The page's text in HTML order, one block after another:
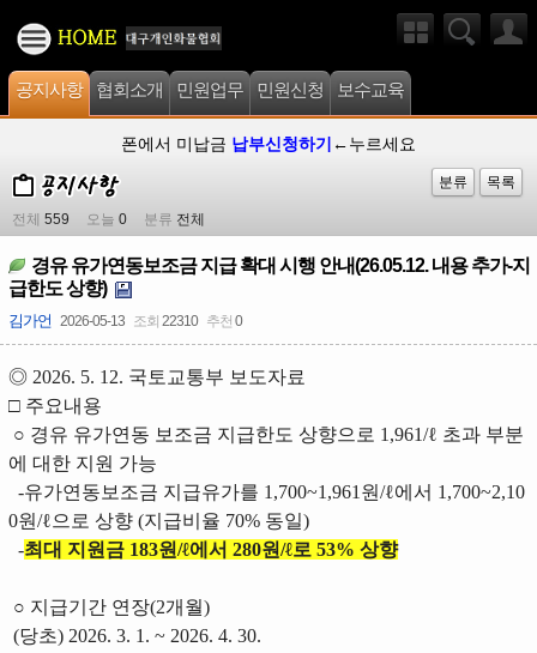
공지사항 협회소개 민원업무 민원신청 보수교육
폰에서 미납금 납부신청하기 ←누르세요
분류 목록
전체 559 오늘 0 분류 전체
경유 유가연동보조금 지급 확대 시행 안내(26.05.12. 내용 추가-지
급한도 상향)
김가언 2026-05-13 조회 22310 추천 0
◎ 2026. 5. 12. 국토교통부 보도자료
□ 주요내용
○ 경유 유가연동 보조금 지급한도 상향으로 1,961/ℓ 초과 부분
에 대한 지원 가능
-유가연동보조금 지급유가를 1,700~1,961원/ℓ에서 1,700~2,10
0원/ℓ으로 상향 (지급비율 70% 동일)
-최대 지원금 183원/ℓ에서 280원/ℓ로 53% 상향
○ 지급기간 연장(2개월)
(당초) 2026. 3. 1. ~ 2026. 4. 30.